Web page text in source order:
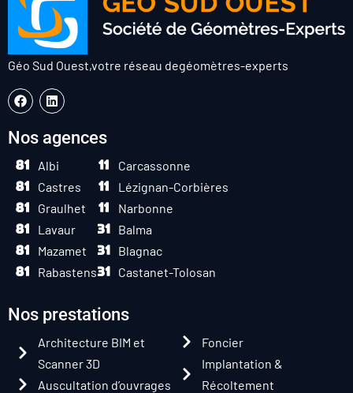
Géo Sud Ouest,votre réseau degéomètres-experts
Nos agences
Albi
Castres
Graulhet
Lavaur
Mazamet
Rabastens
Carcassonne
Lézignan-Corbières
Narbonne
Balma
Blagnac
Castanet-Tolosan
Nos prestations
Architecture BIM et
Scanner 3D
Auscultation d’ouvrages
Foncier
Implantation &
Récoltement